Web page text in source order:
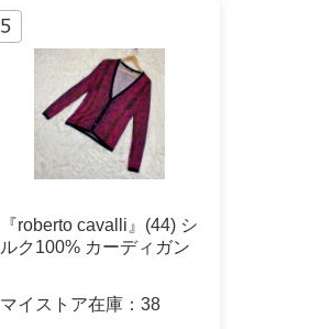
『roberto cavalli』(44) シ
ルク100% カーディガン
マイストア在庫： 38